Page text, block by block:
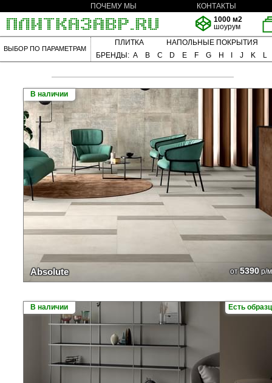
ПОЧЕМУ МЫ
КОНТАКТЫ
1000 м2
шоурум
ВЫБОР ПО ПАРАМЕТРАМ
ПЛИТКА
НАПОЛЬНЫЕ ПОКРЫТИЯ
БРЕНДЫ: A B C D E F G H J K L
В наличии
Absolute от5390р/
Есть
В наличии